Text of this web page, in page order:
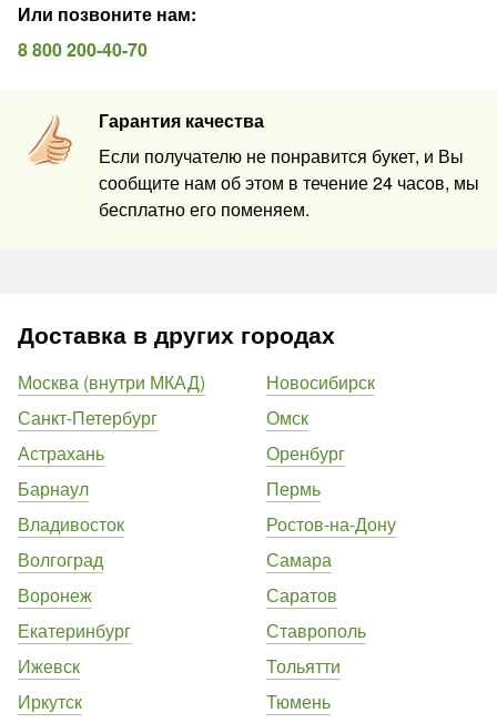
Или позвоните нам:
8 800 200-40-70
Гарантия качества
Если получателю не понравится букет, и Вы
сообщите нам об этом в течение 24 часов, мы
бесплатно его поменяем.
Доставка в других городах
Москва (внутри МКАД)
Санкт-Петербург
Астрахань
Барнаул
Владивосток
Волгоград
Воронеж
Екатеринбург
Ижевск
Иркутск
Новосибирск
Омск
Оренбург
Пермь
Ростов-на-Дону
Самара
Саратов
Ставрополь
Тольятти
Тюмень